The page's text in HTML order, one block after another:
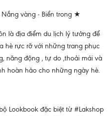
vàng - Biển trong ★
là địa điểm du lịch lý tưởng để
hè rực rỡ với những trang phục
năng động , tự do ,thoải mái và
hoàn hảo cho những ngày hè.
Lookbook đặc biệt từ #Lakshop